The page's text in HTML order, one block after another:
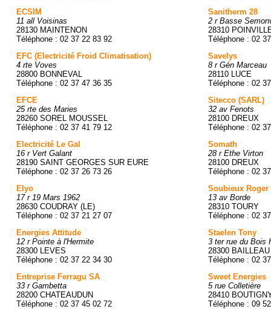
ECSIM
11 all Voisinas
28130 MAINTENON
Téléphone : 02 37 22 83 92
EFC (Electricité Froid Climatisation)
4 rte Voves
28800 BONNEVAL
Téléphone : 02 37 47 36 35
EFCE
25 rte des Maries
28260 SOREL MOUSSEL
Téléphone : 02 37 41 79 12
Electricité Le Gal
16 r Vert Galant
28190 SAINT GEORGES SUR EURE
Téléphone : 02 37 26 73 26
Elyo
17 r 19 Mars 1962
28630 COUDRAY (LE)
Téléphone : 02 37 21 27 07
Energies Attitude
12 r Pointe à l'Hermite
28300 LEVES
Téléphone : 02 37 22 34 30
Entreprise Ferragu SA
33 r Gambetta
28200 CHATEAUDUN
Téléphone : 02 37 45 02 72
Sanitherm 28
2 r Basse
28310
Téléphone : 02
Savelys
8 r Gén Marceau
28110 LUCE
Téléphone : 02
Sitecco (SARL)
32 av Fenots
28100 DREUX
Téléphone : 02
Somath
28 r Ethe Virton
28100 DREUX
Téléphone : 02
Soubieux Roger
13 av Borde
28310 TOURY
Téléphone : 02
Staelen Tony
3 ter rue du Bois
28300
Téléphone : 02
Sweet Energies
5 rue Colletière
28410
Téléphone : 09